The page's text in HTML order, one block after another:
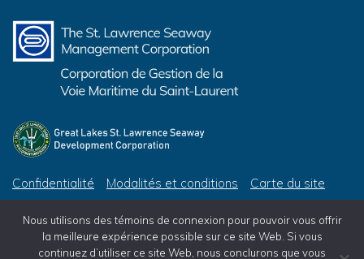
Confidentialité Modalités et conditions Carte du site
© 2026 Great Lakes St. Lawrence Seaway Development Corporation, All Rights Reserved
Nous utilisons des témoins de connexion pour pouvoir vous offrir
la meilleure expérience possible sur ce site Web. Si vous
continuez d’utiliser ce site Web, nous conclurons que vous